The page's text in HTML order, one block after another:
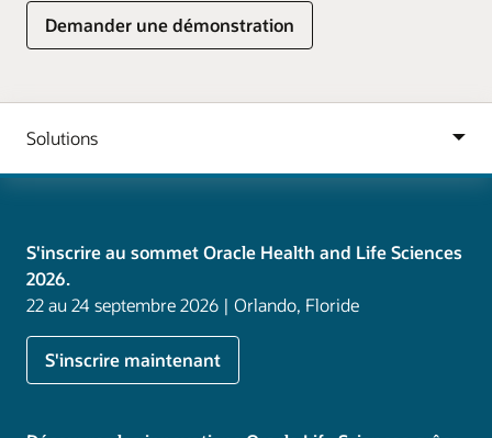
Demander une démonstration
S'inscrire au sommet Oracle Health and Life Sciences
2026.
22 au 24 septembre 2026 | Orlando, Floride
S'inscrire maintenant